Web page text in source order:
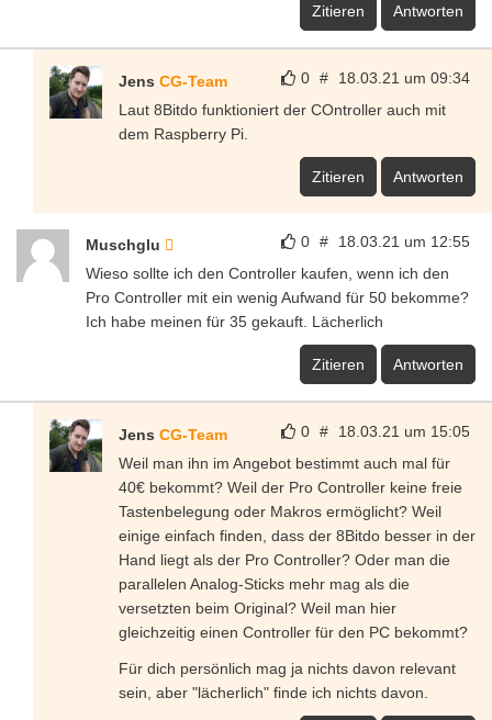
Zitieren Antworten
0 # 18.03.21 um 09:34
Jens CG-Team
Laut 8Bitdo funktioniert der COntroller auch mit
dem Raspberry Pi.
Zitieren Antworten
0 # 18.03.21 um 12:55
Muschglu
Wieso sollte ich den Controller kaufen, wenn ich den
Pro Controller mit ein wenig Aufwand für 50 bekomme?
Ich habe meinen für 35 gekauft. Lächerlich
Zitieren Antworten
0 # 18.03.21 um 15:05
Jens CG-Team
Weil man ihn im Angebot bestimmt auch mal für
40€ bekommt? Weil der Pro Controller keine freie
Tastenbelegung oder Makros ermöglicht? Weil
einige einfach finden, dass der 8Bitdo besser in der
Hand liegt als der Pro Controller? Oder man die
parallelen Analog-Sticks mehr mag als die
versetzten beim Original? Weil man hier
gleichzeitig einen Controller für den PC bekommt?
Für dich persönlich mag ja nichts davon relevant
sein, aber "lächerlich" finde ich nichts davon.